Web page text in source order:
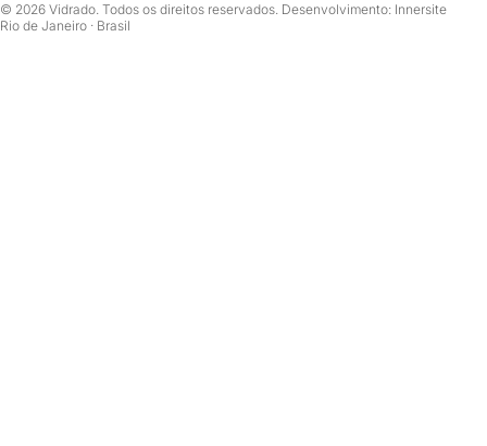
© 2026 Vidrado. Todos os direitos reservados. Desenvolvimento: Innersite
Rio de Janeiro · Brasil